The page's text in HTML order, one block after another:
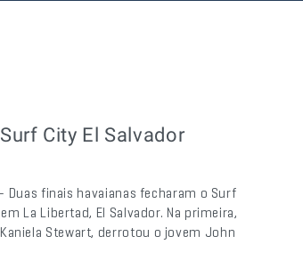
City El Salvador
Duas finais havaianas fecharam o Surf
La Libertad, El Salvador. Na primeira,
Stewart, derrotou o jovem John